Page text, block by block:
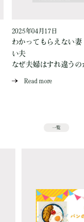
2025年04月17日
わかってもらえない
い夫
なぜ夫婦はすれ違うの
Read more
一覧